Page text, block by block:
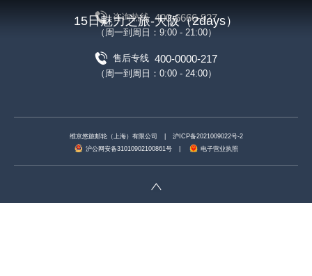
15日魅力之旅-大阪（2days）
咨询热线 400-6666-927
（周一到周日：9:00 - 21:00）
售后专线 400-0000-217
（周一到周日：0:00 - 24:00）
维京悠旅邮轮（上海）有限公司
沪ICP备2021009022号-2
沪公网安备31010902100861号
电子营业执照